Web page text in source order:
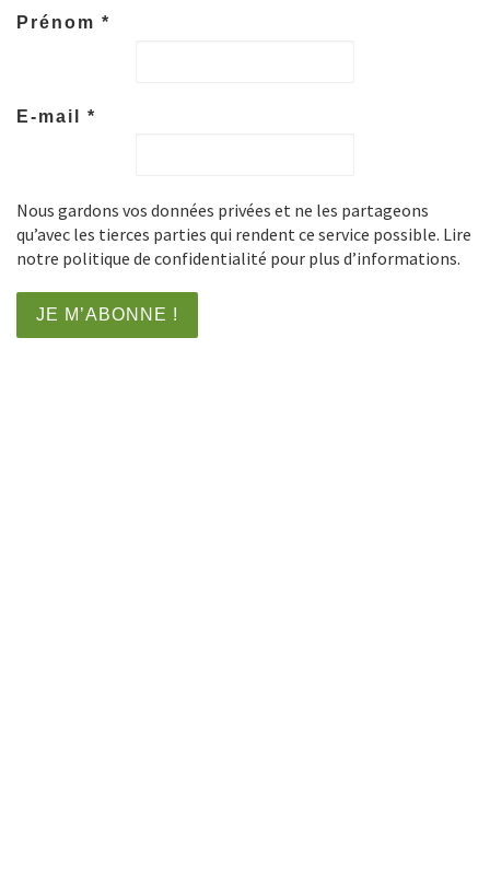
Prénom *
E-mail *
Nous gardons vos données privées et ne les partageons
qu’avec les tierces parties qui rendent ce service possible. Lire
notre politique de confidentialité pour plus d’informations.